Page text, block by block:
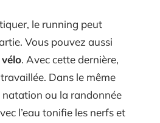
le running peut
Vous pouvez aussi
. Avec cette dernière,
Dans le même
natation ou la randonnée
l’eau tonifie les nerfs et